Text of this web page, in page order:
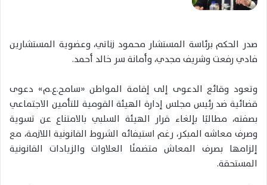
صدر الحكم برئاسة المستشار محمود زناتي، وعضوية المستشارين
فادي رفعت وشريف مجدي، وأمانة سر خالد أحمد.
وتعود وقائع الدعوى إلى إقامة المواطن «سامح.ع.م» دعوى
قضائية ضد رئيس مجلس إدارة الهيئة القومية للتأمين الاجتماعي
بصفته، مطالبًا بإلغاء قرار الهيئة السلبي بالامتناع عن تسوية
وصرف معاشه المبكر، رغم استيفائه الشروط القانونية اللازمة، مع
إلزامها بصرف المعاش متضمنًا العلاوات والزيادات القانونية
المستحقة.